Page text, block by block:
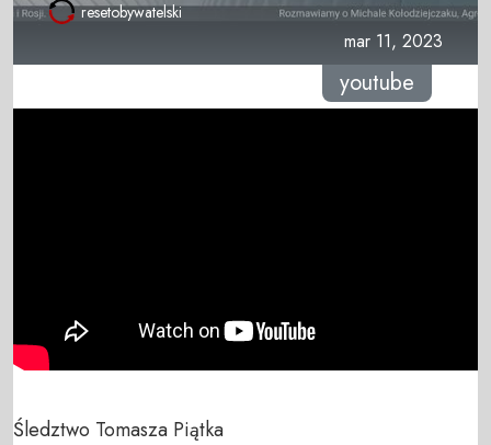
resetobywatelski
mar 11, 2023
youtube
Śledztwo Tomasza Piątka